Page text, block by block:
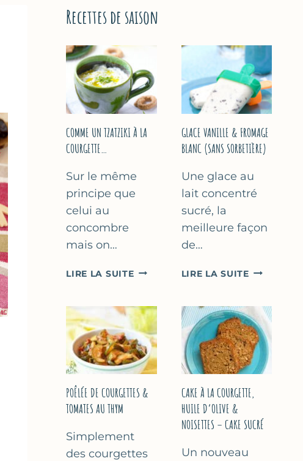
Recettes de saison
COMME UN TZATZIKI À LA
COURGETTE…
Sur le même
principe que
celui au
concombre
mais on…
LIRE LA SUITECOMME
À
LA
COURGETTE…
GLACE VANILLE & FROMAGE
BLANC (SANS SORBETIÈRE)
Une glace au
lait concentré
sucré, la
meilleure façon
de…
LIRE LA SUITEGLACE
FROMAGE
BLANC
(SANS
POÊLÉE DE COURGETTES &
TOMATES AU THYM
Simplement
des courgettes
CAKE À LA COURGETTE,
HUILE D’OLIVE &
NOISETTES – CAKE SUCRÉ
Un nouveau